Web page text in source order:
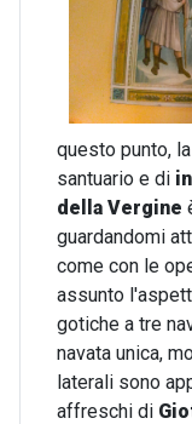
questo punto,
santuario e di
della Vergine
guardandomi
come con le
assunto
gotiche a tre
navata unica,
laterali sono
affreschi di